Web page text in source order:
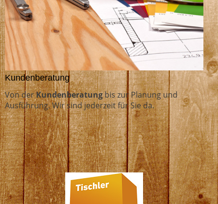
Kundenberatung
Von derKundenberatungbis zur Planung und
Ausführung. Wir sind jederzeit für Sie da.